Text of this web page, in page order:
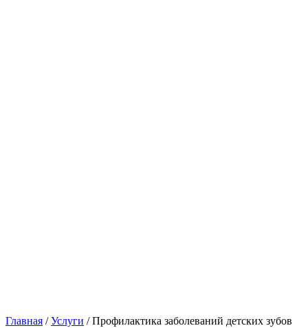
Главная /Услуги /Профилактика заболеваний детских зубов